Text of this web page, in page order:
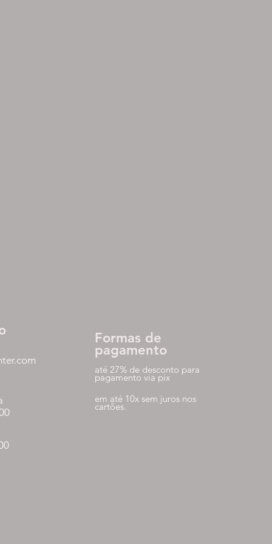
Formas de
pagamento
até 27% de desconto para
pagamento via pix
em até 10x sem juros nos
cartões.